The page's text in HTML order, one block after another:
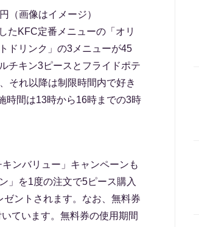
（画像はイメージ）
たKFC定番メニューの「オリ
ドリンク」の3メニューが45
チキン3ピースとフライドポテ
それ以降は制限時間内で好き
時間は13時から16時までの3時
ンバリュー」キャンペーンも
」を1度の注文で5ピース購入
ントされます。なお、無料券
ています。無料券の使用期間